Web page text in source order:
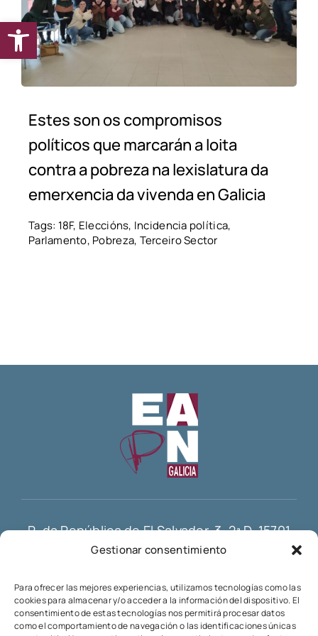
Abrir barra de ferramentas
Gestionar consentimiento
Para ofrecer las mejores experiencias, utilizamos tecnologías como las
cookies para almacenar y/o acceder a la información del dispositivo. El
consentimiento de estas tecnologías nos permitirá procesar datos
como el comportamiento de navegación o las identificaciones únicas
Estes son os compromisos
políticos que marcarán a loita
contra a pobreza na lexislatura da
emerxencia da vivenda en Galicia
Tags: 18F, Eleccións, Incidencia política,
Parlamento, Pobreza, Terceiro Sector
R. da República de El Salvador, 3, 2ª D, 15701
Santiago de Compostela